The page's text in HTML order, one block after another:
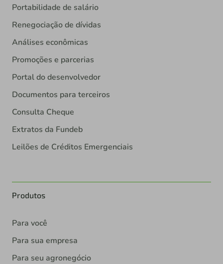
Portabilidade de salário
Renegociação de dívidas
Análises econômicas
Promoções e parcerias
Portal do desenvolvedor
Documentos para terceiros
Consulta Cheque
Extratos da Fundeb
Leilões de Créditos Emergenciais
Produtos
Para você
Para sua empresa
Para seu agronegócio